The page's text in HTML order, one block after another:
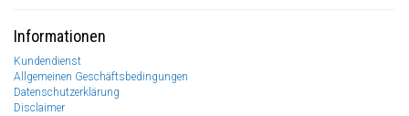
Informationen
Kundendienst
Allgemeinen Geschäftsbedingungen
Datenschutzerklärung
Disclaimer